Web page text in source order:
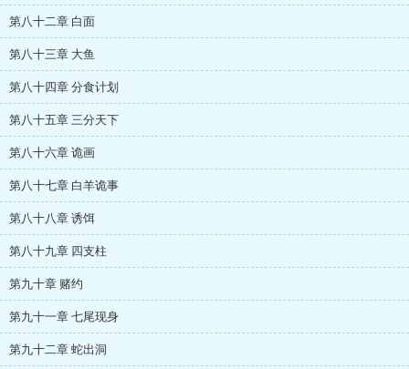
第八十二章 白面
第八十三章 大鱼
第八十四章 分食计划
第八十五章 三分天下
第八十六章 诡画
第八十七章 白羊诡事
第八十八章 诱饵
第八十九章 四支柱
第九十章 赌约
第九十一章 七尾现身
第九十二章 蛇出洞